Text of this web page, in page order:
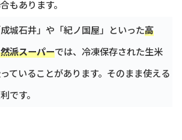
もあります。
城石井」や「紀ノ国屋」といった高
派スーパーでは、冷凍保存された生米
ていることがあります。そのまま使える
です。